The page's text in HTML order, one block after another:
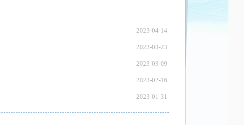
2023-04-14
2023-03-23
2023-03-09
2023-02-16
2023-01-31